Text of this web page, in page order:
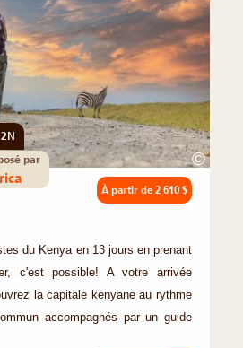
©
par
À partir de 2 610 $
du Kenya en 13 jours en prenant
c'est possible! A votre arrivée
la capitale kenyane au rythme
accompagnés par un guide